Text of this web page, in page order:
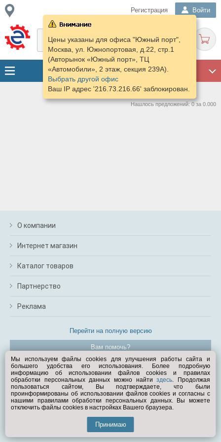
Регистрация Войти
Цены указаны для офиса "Южный порт",
Москва, ул. Южнопортовая, д.22, стр.1
(Авторынок «Южный порт», ТЦ
«Автомобили», 2 этаж, секция 239А).
Выбрать другой офис
Ваш IP адрес '216.73.216.66' заблокирован.
Нашлось предложений: 0 за 0.000
О компании
Интернет магазин
Каталог товаров
Партнерство
Реклама
Перейти на полную версию
Вам помочь?
© Exist.ru 1998—2026
Мы используем файлы cookies для улучшения работы сайта и
большего удобства его использования. Более подробную
информацию об использовании файлов cookies и правилах
обработки персональных данных можно найтиздесь. Продолжая
пользоваться сайтом, Вы подтверждаете, что были
проинформированы об использовании файлов cookies и согласны с
нашими правилами обработки персональных данных. Вы можете
отключить файлы cookies в настройках Вашего браузера.
Принимаю